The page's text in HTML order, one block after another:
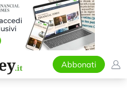
Abbonati